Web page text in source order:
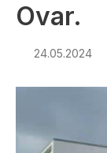
Ovar.
24.05.2024